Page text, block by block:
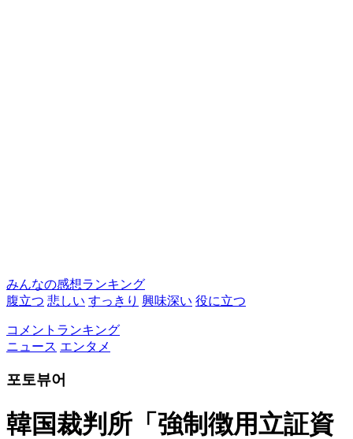
みんなの感想ランキング
腹立つ 悲しい すっきり 興味深い 役に立つ
コメントランキング
ニュース エンタメ
포토뷰어
韓国裁判所「強制徴用立証資